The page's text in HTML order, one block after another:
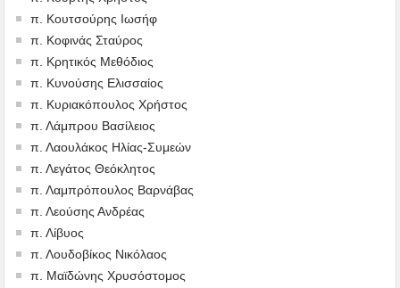
π. Κουτσούρης Ιωσήφ
π. Κοφινάς Σταύρος
π. Κρητικός Μεθόδιος
π. Κυνούσης Ελισσαίος
π. Κυριακόπουλος Χρήστος
π. Λάμπρου Βασίλειος
π. Λαουλάκος Ηλίας-Συμεών
π. Λεγάτος Θεόκλητος
π. Λαμπρόπουλος Βαρνάβας
π. Λεούσης Ανδρέας
π. Λίβυος
π. Λουδοβίκος Νικόλαος
π. Μαϊδώνης Χρυσόστομος